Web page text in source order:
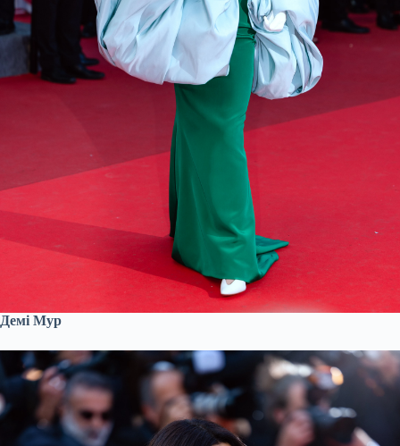
Демі Мур